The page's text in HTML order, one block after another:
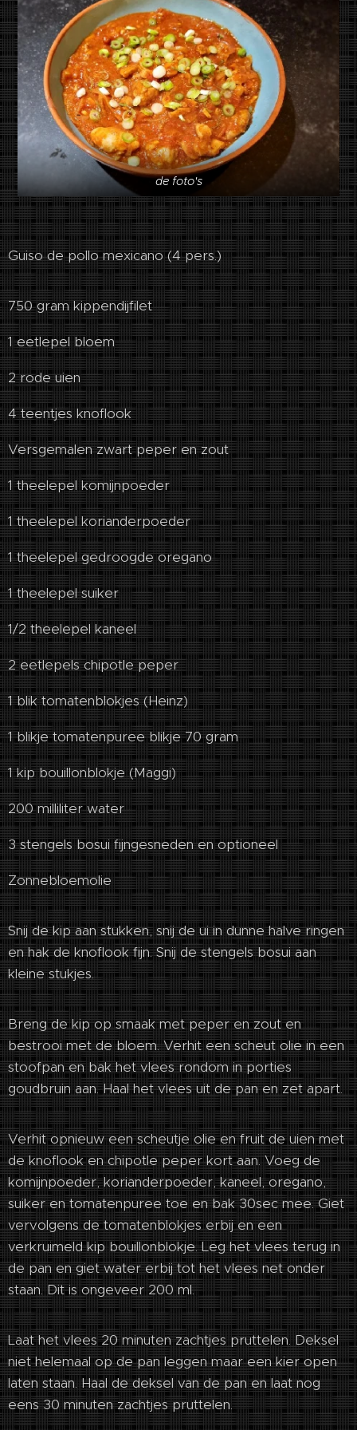
de foto's
Guiso de pollo mexicano (4 pers.)
750 gram kippendijfilet
1 eetlepel bloem
2 rode uien
4 teentjes knoflook
Versgemalen zwart peper en zout
1 theelepel komijnpoeder
1 theelepel korianderpoeder
1 theelepel gedroogde oregano
1 theelepel suiker
1/2 theelepel kaneel
2 eetlepels chipotle peper
1 blik tomatenblokjes (Heinz)
1 blikje tomatenpuree blikje 70 gram
1 kip bouillonblokje (Maggi)
200 milliliter water
3 stengels bosui fijngesneden en optioneel
Zonnebloemolie
Snij de kip aan stukken, snij de ui in dunne halve ringen
en hak de knoflook fijn. Snij de stengels bosui aan
kleine stukjes.
Breng de kip op smaak met peper en zout en
bestrooi met de bloem. Verhit een scheut olie in een
stoofpan en bak het vlees rondom in porties
goudbruin aan. Haal het vlees uit de pan en zet apart.
Verhit opnieuw een scheutje olie en fruit de uien met
de knoflook en chipotle peper kort aan. Voeg de
komijnpoeder, korianderpoeder, kaneel, oregano,
suiker en tomatenpuree toe en bak 30sec mee. Giet
vervolgens de tomatenblokjes erbij en een
verkruimeld kip bouillonblokje. Leg het vlees terug in
de pan en giet water erbij tot het vlees net onder
staan. Dit is ongeveer 200 ml.
Laat het vlees 20 minuten zachtjes pruttelen. Deksel
niet helemaal op de pan leggen maar een kier open
laten staan. Haal de deksel van de pan en laat nog
eens 30 minuten zachtjes pruttelen.